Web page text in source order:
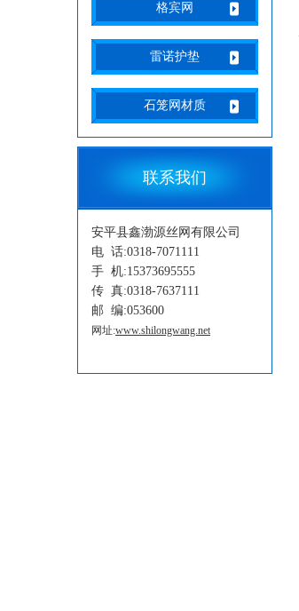
格宾网
雷诺护垫
石笼网材质
联系我们
安平县鑫渤源丝网有限公司
电 话:0318-7071111
手 机:15373695555
传 真:0318-7637111
邮 编:053600
网址:www.shilongwang.net